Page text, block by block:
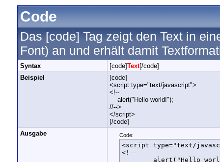
Code
Das [code] Tag zeigt den Text in
Font) an und erhält damit
Syntax [code]Text[/code]
Beispiel
[code]
<script type="text/javascript">
<!--
alert("Hello world!");
//-->
</script>
[/code]
Ausgabe
Code:
<script type="text/
<!--